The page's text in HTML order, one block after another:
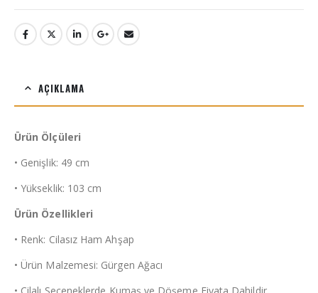
AÇIKLAMA
Ürün Ölçüleri
• Genişlik: 49 cm
• Yükseklik: 103 cm
Ürün Özellikleri
• Renk: Cilasız Ham Ahşap
• Ürün Malzemesi: Gürgen Ağacı